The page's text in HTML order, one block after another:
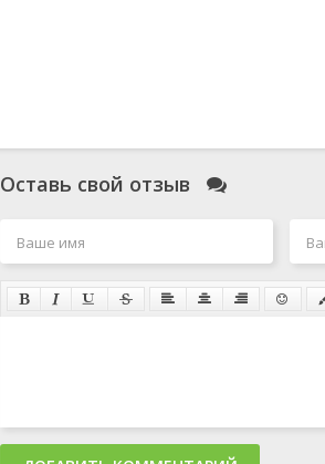
Оставь свой отзыв